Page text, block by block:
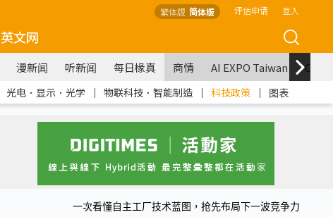
繁体版 简体版 评估申请 登入
英文网
漫新闻 听新闻 每日椽真 商情 AI EXPO Taiwan
光电．显示．光学 ｜ 物联科技．智能制造 ｜ 科技政策 ｜ 图表
一次看懂自主工厂技术蓝图，抢先布局下一波竞争力